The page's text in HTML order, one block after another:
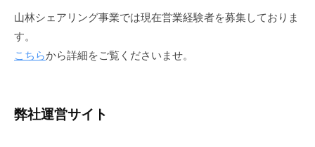
山林シェアリング事業では現在営業経験者を募集しておりま
す。
こちらから詳細をご覧くださいませ。
弊社運営サイト